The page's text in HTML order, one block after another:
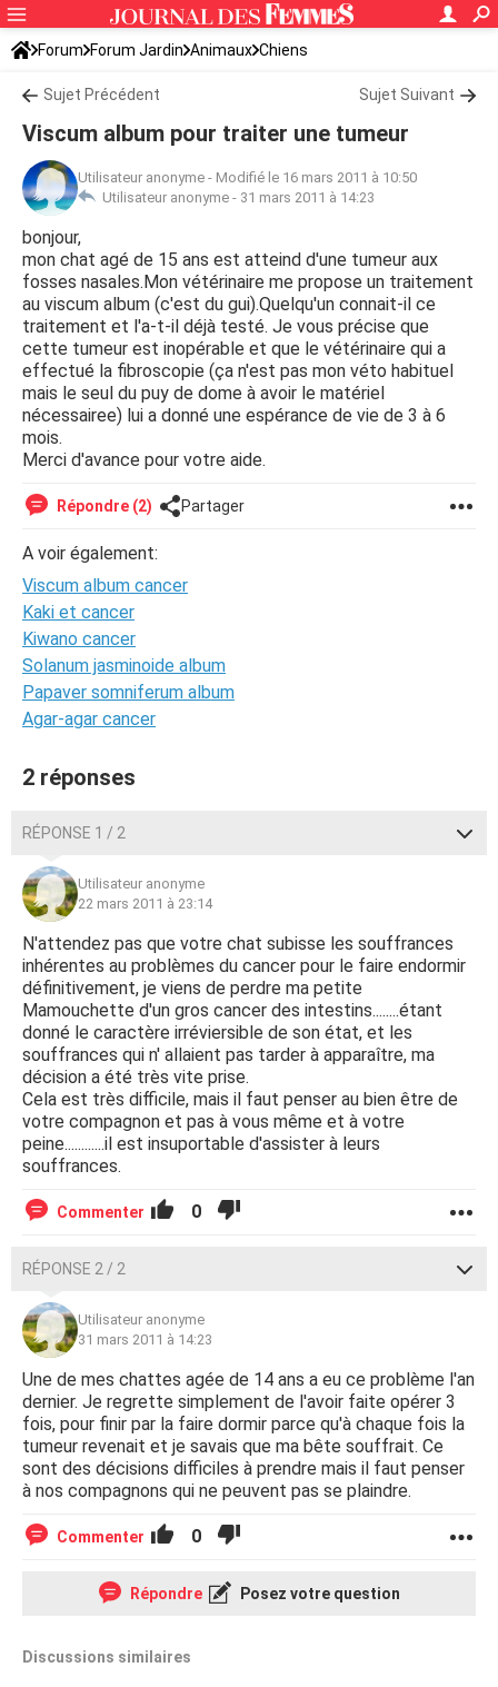
Forum Forum Jardin Animaux Chiens
Sujet Précédent Sujet Suivant
Viscum album pour traiter une tumeur
Utilisateur anonyme - Modifié le 16 mars 2011 à 10:50
Utilisateur anonyme - 31 mars 2011 à 14:23
bonjour,
mon chat agé de 15 ans est atteind d'une tumeur aux
fosses nasales.Mon vétérinaire me propose un traitement
au viscum album (c'est du gui).Quelqu'un connait-il ce
traitement et l'a-t-il déjà testé. Je vous précise que
cette tumeur est inopérable et que le vétérinaire qui a
effectué la fibroscopie (ça n'est pas mon véto habituel
mais le seul du puy de dome à avoir le matériel
nécessairee) lui a donné une espérance de vie de 3 à 6
mois.
Merci d'avance pour votre aide.
Répondre (2) Partager
A voir également:
Viscum album cancer
Kaki et cancer
Kiwano cancer
Solanum jasminoide album
Papaver somniferum album
Agar-agar cancer
2 réponses
RÉPONSE 1 / 2
Utilisateur anonyme
22 mars 2011 à 23:14
N'attendez pas que votre chat subisse les souffrances
inhérentes au problèmes du cancer pour le faire endormir
définitivement, je viens de perdre ma petite
Mamouchette d'un gros cancer des intestins........étant
donné le caractère irréviersible de son état, et les
souffrances qui n' allaient pas tarder à apparaître, ma
décision a été très vite prise.
Cela est très difficile, mais il faut penser au bien être de
votre compagnon et pas à vous même et à votre
peine............il est insuportable d'assister à leurs
souffrances.
Commenter 0
RÉPONSE 2 / 2
Utilisateur anonyme
31 mars 2011 à 14:23
Une de mes chattes agée de 14 ans a eu ce problème l'an
dernier. Je regrette simplement de l'avoir faite opérer 3
fois, pour finir par la faire dormir parce qu'à chaque fois la
tumeur revenait et je savais que ma bête souffrait. Ce
sont des décisions difficiles à prendre mais il faut penser
à nos compagnons qui ne peuvent pas se plaindre.
Commenter 0
Répondre Posez votre question
Discussions similaires